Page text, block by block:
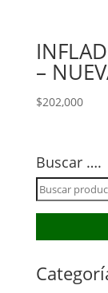
–
$202,000
Buscar ….
Buscar
por: